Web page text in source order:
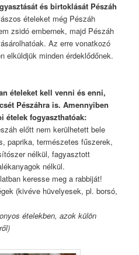
és birtoklását Pészáh
ételeket még Pészáh
zsidó embernek, majd Pészáh
Az erre vonatkozó
elküldjük minden érdeklődőnek.
ételeket kell venni és enni,
Pészáhra is. Amennyiben
ételek fogyaszthatóak:
előtt nem kerülhetett bele
paprika, természetes fűszerek,
nélkül, fagyasztott
nélkül.
keresse meg a rabbiját!
(kivéve hüvelyesek, pl. borsó,
ételekben, azok külön